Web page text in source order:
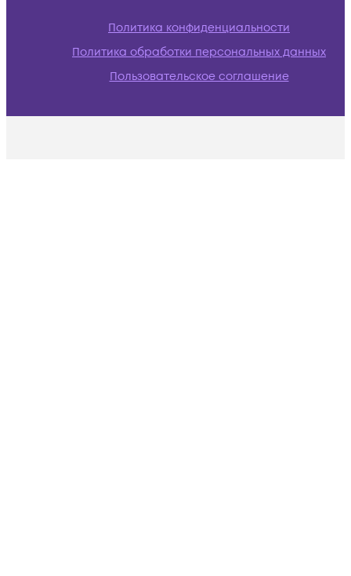
Политика конфиденциальности
Политика обработки персональных данных
Пользовательское соглашение